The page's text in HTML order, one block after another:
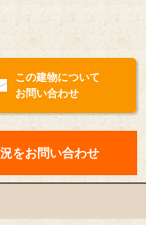
この建物について
お問い合わせ
をお問い合わせ